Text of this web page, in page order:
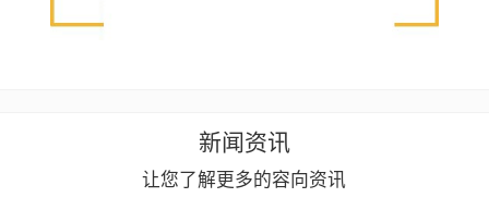
新闻资讯
让您了解更多的容向资讯